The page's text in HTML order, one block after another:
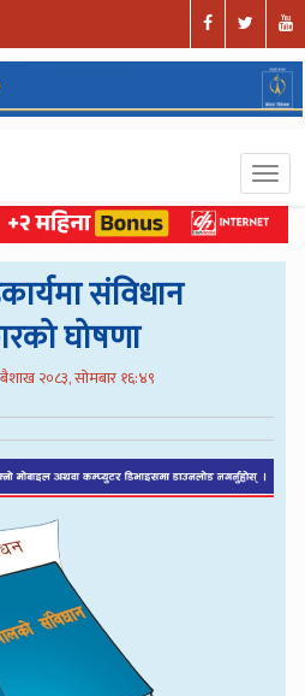
संविधान
घोषणा
२०८३, सोमबार १६:४९